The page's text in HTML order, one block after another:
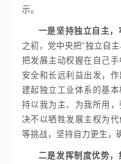
示。
一是坚持独立自主，
之初，党中央把“独立自
把发展主动权握在自己
安全和长远利益出发，
建起独立工业体系的基
持以我为主、为我所用，
决不以牺牲发展主权为
等挑战，坚持自力更生，
二是发挥制度优势，